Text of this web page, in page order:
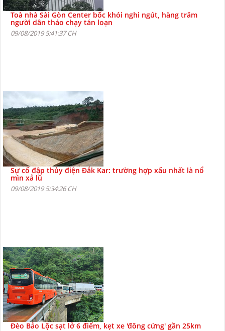
Toà nhà Sài Gòn Center bốc khói nghi ngút, hàng trăm
người dân tháo chạy tán loạn
09/08/2019 5:41:37 CH
Sự cố đập thủy điện Đắk Kar: trường hợp xấu nhất là nổ
mìn xả lũ
09/08/2019 5:34:26 CH
Đèo Bảo Lộc sạt lở 6 điểm, kẹt xe 'đông cứng' gần 25km